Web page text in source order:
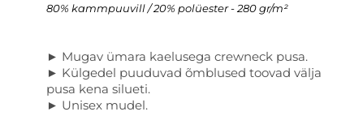
80% kammpuuvill / 20% polüester - 280 gr/m²
► Mugav ümara kaelusega crewneck pusa.
► Külgedel puuduvad õmblused toovad välja
pusa kena silueti.
► Unisex mudel.